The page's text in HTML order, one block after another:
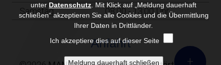
Samstag
08:00 - 13:00 Uhr
Anfahrt
+
unter Datenschutz . Mit Klick auf „Meldung dauerhaft
schließen“ akzeptieren Sie alle Cookies und die Übermittlung
Ihrer Daten in Drittländer.
Ich akzeptiere dies auf dieser Seite